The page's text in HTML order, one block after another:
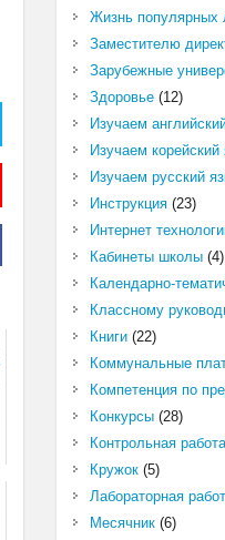
Жизнь популярных
Заместителю
Зарубежные
Здоровье(12)
Изучаем
Изучаем корейский
Изучаем русский
Инструкция(23)
Интернет
Кабинеты школы(4)
Календарно-
Классному
Книги(22)
Коммунальные
Компетенция по
Конкурсы(28)
Контрольная работа
Кружок(5)
Лабораторная
Месячник(6)